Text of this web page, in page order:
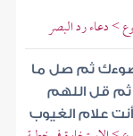
> دعاء رد البصر
ثم صل ما
ثم قل اللهم
علام الغيوب